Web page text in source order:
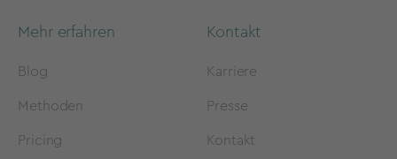
Mehr erfahren
Blog
Methoden
Pricing
Kontakt
Karriere
Presse
Kontakt